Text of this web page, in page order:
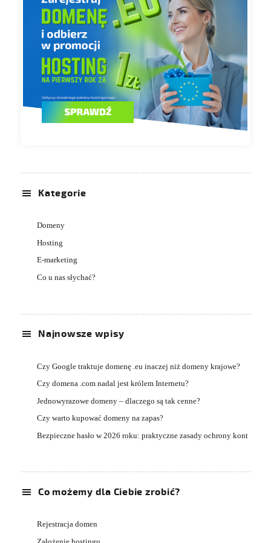
Kategorie
Domeny
Hosting
E-marketing
Co u nas słychać?
Najnowsze wpisy
Czy Google traktuje domenę .eu inaczej niż domeny krajowe?
Czy domena .com nadal jest królem Internetu?
Jednowyrazowe domeny – dlaczego są tak cenne?
Czy warto kupować domeny na zapas?
Bezpieczne hasło w 2026 roku: praktyczne zasady ochrony kont
Co możemy dla Ciebie zrobić?
Rejestracja domen